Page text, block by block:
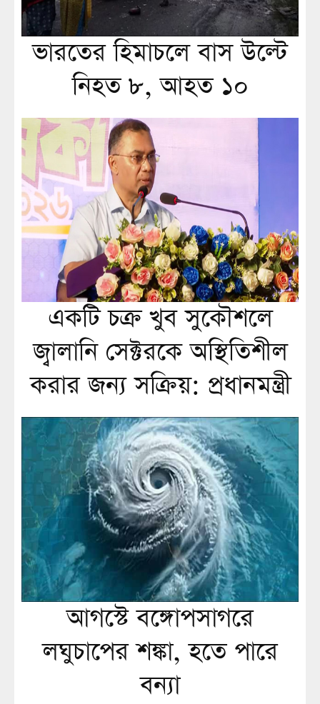
ভারতের হিমাচলে বাস উল্টে
নিহত ৮, আহত ১০
একটি চক্র খুব সুকৌশলে
জ্বালানি সেক্টরকে অস্থিতিশীল
করার জন্য সক্রিয়: প্রধানমন্ত্রী
আগস্টে বঙ্গোপসাগরে
লঘুচাপের শঙ্কা, হতে পারে
বন্যা